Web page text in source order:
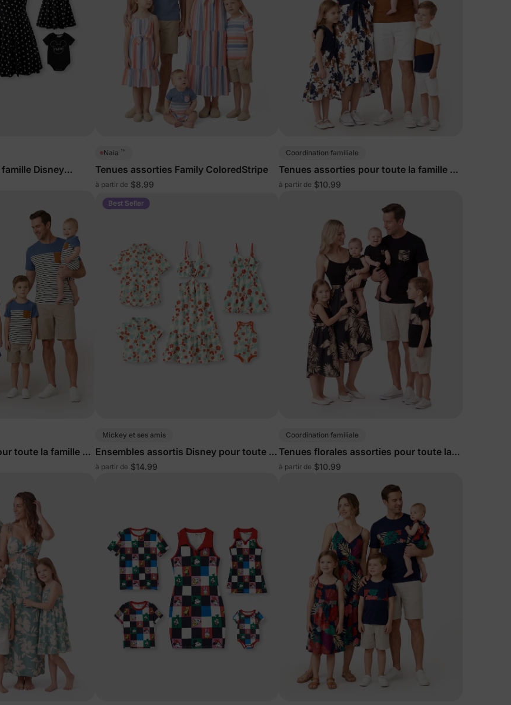
Disney
shorts intégrés
Naia ™
Tenues assorties Family ColoredStripe
à partir de $8.99
Coordination familiale
Tenues assorties pour toute la famille en
bleu royal
à partir de $10.99
toute la famille en
Best Seller
Mickey et ses amis
Ensembles assortis Disney pour toute la
famille avec imprimé intégral
à partir de $14.99
Coordination familiale
Tenues florales assorties pour toute la
famille en noir
à partir de $10.99